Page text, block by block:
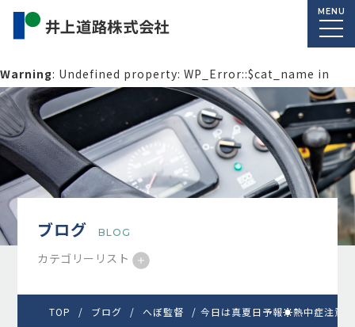
MENU
Warning: Undefined property: WP_Error::$cat_name in
/home/macolab2/inouedoro.co.jp/public_html/wp-
content/themes/inourdoro_theme_2024/single.phpon
line14
ブログ BLOG
カテゴリーリスト
TOP ブログ へぼ監督 今日は真夏日予報☀️熱中症注意